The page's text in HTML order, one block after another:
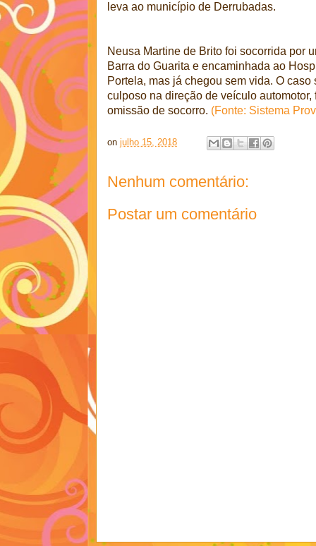
leva ao município de Derrubadas.
Neusa Martine de Brito foi socorrida por
Barra do Guarita e encaminhada ao
Portela, mas já chegou sem vida. O
culposo na direção de veículo
omissão de socorro. (Fonte: Sistema
on julho 15, 2018
Nenhum comentário:
Postar um comentário